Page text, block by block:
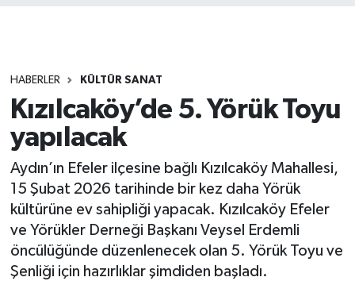
HABERLER KÜLTÜR SANAT
Kızılcaköy’de 5. Yörük Toyu
yapılacak
Aydın’ın Efeler ilçesine bağlı Kızılcaköy Mahallesi,
15 Şubat 2026 tarihinde bir kez daha Yörük
kültürüne ev sahipliği yapacak. Kızılcaköy Efeler
ve Yörükler Derneği Başkanı Veysel Erdemli
öncülüğünde düzenlenecek olan 5. Yörük Toyu ve
Şenliği için hazırlıklar şimdiden başladı.
Tüm Manşetler
Son Dakika Haberleri
Haber Arşivi